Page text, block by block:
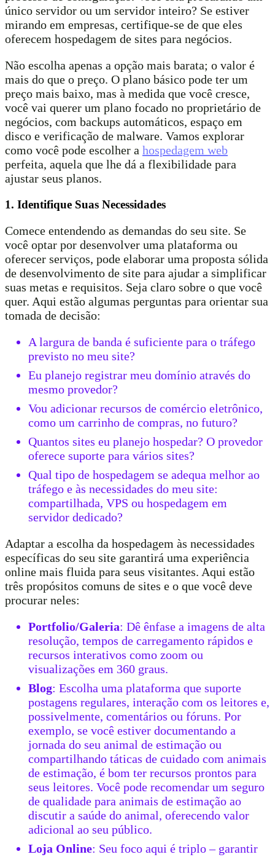
único servidor ou um servidor inteiro? Se estiver
mirando em empresas, certifique-se de que eles
oferecem hospedagem de sites para negócios.
Não escolha apenas a opção mais barata; o valor é
mais do que o preço. O plano básico pode ter um
preço mais baixo, mas à medida que você cresce,
você vai querer um plano focado no proprietário de
negócios, com backups automáticos, espaço em
disco e verificação de malware. Vamos explorar
como você pode escolher a hospedagem web
perfeita, aquela que lhe dá a flexibilidade para
ajustar seus planos.
1. Identifique Suas Necessidades
Comece entendendo as demandas do seu site. Se
você optar por desenvolver uma plataforma ou
oferecer serviços, pode elaborar uma proposta sólida
de desenvolvimento de site para ajudar a simplificar
suas metas e requisitos. Seja claro sobre o que você
quer. Aqui estão algumas perguntas para orientar sua
tomada de decisão:
A largura de banda é suficiente para o tráfego
previsto no meu site?
Eu planejo registrar meu domínio através do
mesmo provedor?
Vou adicionar recursos de comércio eletrônico,
como um carrinho de compras, no futuro?
Quantos sites eu planejo hospedar? O provedor
oferece suporte para vários sites?
Qual tipo de hospedagem se adequa melhor ao
tráfego e às necessidades do meu site:
compartilhada, VPS ou hospedagem em
servidor dedicado?
Adaptar a escolha da hospedagem às necessidades
específicas do seu site garantirá uma experiência
online mais fluida para seus visitantes. Aqui estão
três propósitos comuns de sites e o que você deve
procurar neles:
Portfolio/Galeria: Dê ênfase a imagens de alta
resolução, tempos de carregamento rápidos e
recursos interativos como zoom ou
visualizações em 360 graus.
Blog: Escolha uma plataforma que suporte
postagens regulares, interação com os leitores e,
possivelmente, comentários ou fóruns. Por
exemplo, se você estiver documentando a
jornada do seu animal de estimação ou
compartilhando táticas de cuidado com animais
de estimação, é bom ter recursos prontos para
seus leitores. Você pode recomendar um seguro
de qualidade para animais de estimação ao
discutir a saúde do animal, oferecendo valor
adicional ao seu público.
Loja Online: Seu foco aqui é triplo – garantir